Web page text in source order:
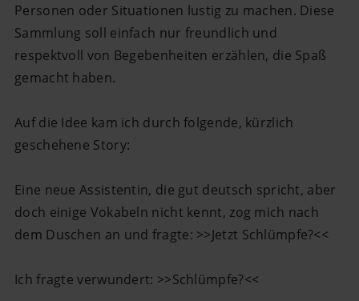
Personen oder Situationen lustig zu machen. Diese
Sammlung soll einfach nur freundlich und
respektvoll von Begebenheiten erzählen, die Spaß
gemacht haben.
Auf die Idee kam ich durch folgende, kürzlich
geschehene Story:
Eine neue Assistentin, die gut deutsch spricht, aber
doch einige Vokabeln nicht kennt, zog mich nach
dem Duschen an und fragte: >>Jetzt Schlümpfe?<<
Ich fragte verwundert: >>Schlümpfe?<<